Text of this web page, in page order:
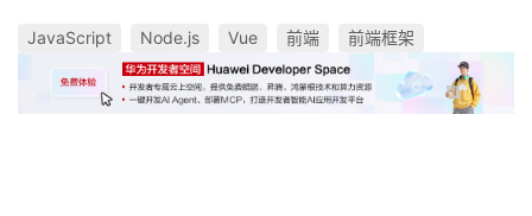
JavaScript Node.js Vue 前端 前端框架